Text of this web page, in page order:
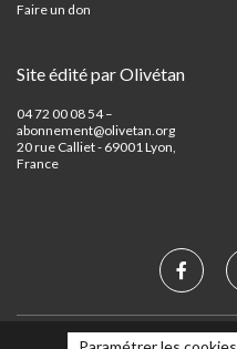
Faire un don
Site édité par Olivétan
04 72 00 08 54 –
abonnement@olivetan.org
20 rue Calliet - 69001 Lyon,
France